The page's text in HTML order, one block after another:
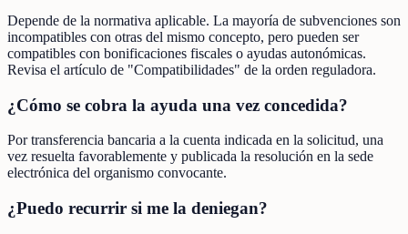
Depende de la normativa aplicable. La mayoría de subvenciones son
incompatibles con otras del mismo concepto, pero pueden ser
compatibles con bonificaciones fiscales o ayudas autonómicas.
Revisa el artículo de "Compatibilidades" de la orden reguladora.
¿Cómo se cobra la ayuda una vez concedida?
Por transferencia bancaria a la cuenta indicada en la solicitud, una
vez resuelta favorablemente y publicada la resolución en la sede
electrónica del organismo convocante.
¿Puedo recurrir si me la deniegan?